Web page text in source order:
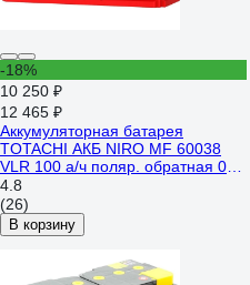
-18%
10 250 ₽
12 465 ₽
Аккумуляторная батарея
TOTACHI АКБ NIRO MF 60038
VLR 100 а/ч поляр. обратная 0
(JIS L) 90200
4.8
(26)
В корзину